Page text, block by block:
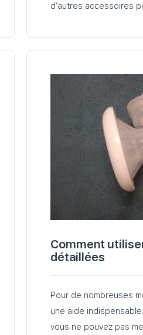
d’autres accessoires
Comment
détaillées
Pour de nombreuses
une aide
vous ne pouvez pas